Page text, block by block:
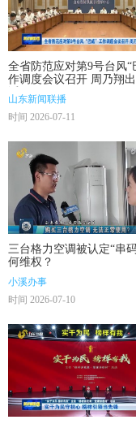
全省防范应对第9号台风“
作调度会议召开 周乃翔
话
山东新闻联播
时间 2026-07-11
三台格力空调被认定“串
何维权？
小溪办事
时间 2026-07-10